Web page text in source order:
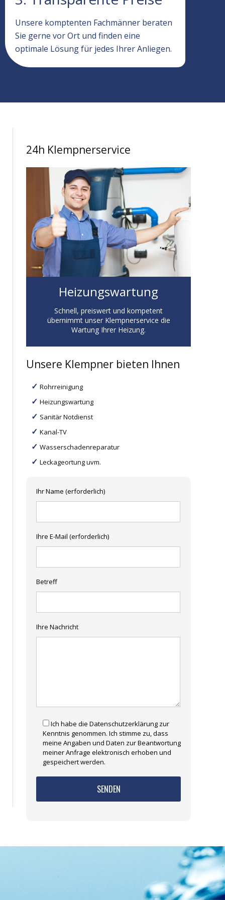
Unsere komptenten Fachmänner beraten
Sie gerne vor Ort und finden eine
optimale Lösung für jedes Ihrer Anliegen.
24h Klempnerservice
Heizungswartung
Schnell, preiswert und kompetent
übernimmt unser Klempnerservice die
Wartung Ihrer Heizung.
Unsere Klempner bieten Ihnen
Rohrreinigung
Heizungswartung
Sanitär Notdienst
Kanal-TV
Wasserschadenreparatur
Leckageortung uvm.
Ihr Name (erforderlich)
Ihre E-Mail (erforderlich)
Betreff
Ihre Nachricht
Ich habe die Datenschutzerklärung zur
Kenntnis genommen. Ich stimme zu, dass
meine Angaben und Daten zur Beantwortung
meiner Anfrage elektronisch erhoben und
gespeichert werden.